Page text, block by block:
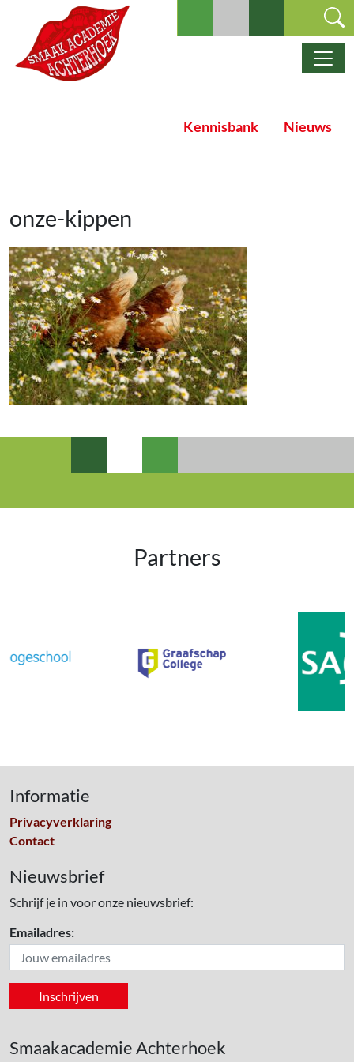
Ga naar de inhoud
Hoofdnavigatie
Kennisbank Nieuws
onze-kippen
Partners
Informatie
Privacyverklaring
Contact
Nieuwsbrief
Schrijf je in voor onze nieuwsbrief:
Emailadres:
Smaakacademie Achterhoek